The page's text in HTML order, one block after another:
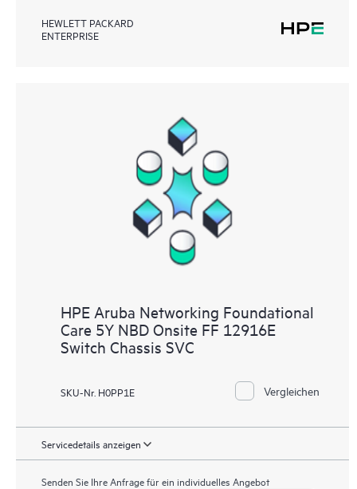
HEWLETT PACKARD
ENTERPRISE
HPE Aruba Networking Foundational
Care 5Y NBD Onsite FF 12916E
Switch Chassis SVC
SKU-Nr. H0PP1E Vergleichen
Servicedetails anzeigen
Senden Sie Ihre Anfrage für ein individuelles Angebot